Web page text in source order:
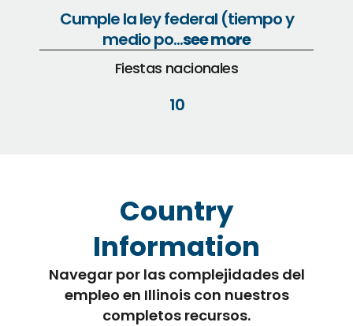
Cumple la ley federal (tiempo y
medio po...see more
Fiestas nacionales
10
Country
Information
Navegar por las complejidades del
empleo en Illinois con nuestros
completos recursos.